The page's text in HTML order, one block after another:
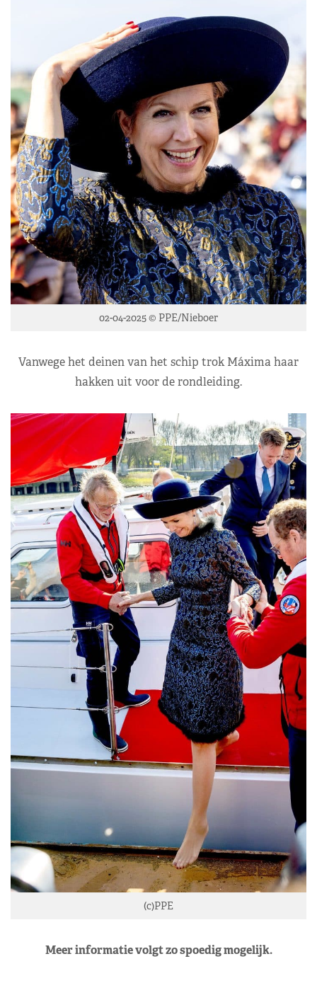
02-04-2025 © PPE/Nieboer
Vanwege het deinen van het schip trok Máxima haar
hakken uit voor de rondleiding.
(c)PPE
Meer informatie volgt zo spoedig mogelijk.